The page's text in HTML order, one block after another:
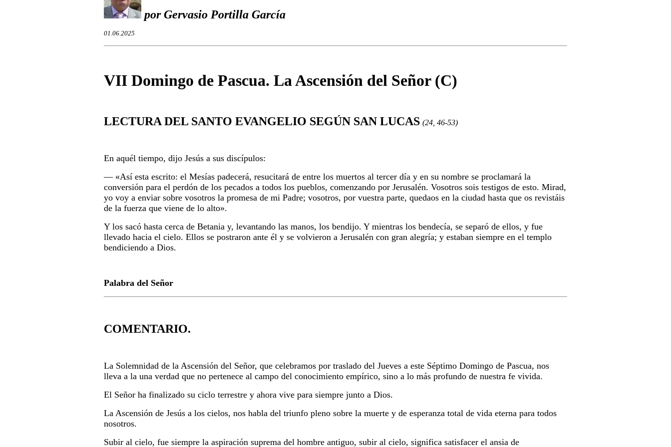
por Gervasio Portilla García
01.06.2025
VII Domingo de Pascua. La Ascensión del Señor (C)
LECTURA DEL SANTO EVANGELIO SEGÚN SAN LUCAS (24, 46-53)
En aquél tiempo, dijo Jesús a sus discípulos:
― «Así esta escrito: el Mesías padecerá, resucitará de entre los muertos al tercer día y en su nombre se proclamará la
conversión para el perdón de los pecados a todos los pueblos, comenzando por Jerusalén. Vosotros sois testigos de esto. Mirad,
yo voy a enviar sobre vosotros la promesa de mi Padre; vosotros, por vuestra parte, quedaos en la ciudad hasta que os revistáis
de la fuerza que viene de lo alto».
Y los sacó hasta cerca de Betania y, levantando las manos, los bendijo. Y mientras los bendecía, se separó de ellos, y fue
llevado hacia el cielo. Ellos se postraron ante él y se volvieron a Jerusalén con gran alegría; y estaban siempre en el templo
bendiciendo a Dios.
Palabra del Señor
COMENTARIO.
La Solemnidad de la Ascensión del Señor, que celebramos por traslado del Jueves a este Séptimo Domingo de Pascua, nos
lleva a la una verdad que no pertenece al campo del conocimiento empírico, sino a lo más profundo de nuestra fe vivida.
El Señor ha finalizado su ciclo terrestre y ahora vive para siempre junto a Dios.
La Ascensión de Jesús a los cielos, nos habla del triunfo pleno sobre la muerte y de esperanza total de vida eterna para todos
nosotros.
Subir al cielo, fue siempre la aspiración suprema del hombre antiguo, subir al cielo, significa satisfacer el ansia de